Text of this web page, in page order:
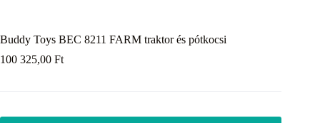
Buddy Toys BEC 8211 FARM traktor és pótkocsi
100 325,00 Ft